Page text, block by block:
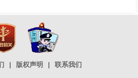
| 版权声明 | 联系我们